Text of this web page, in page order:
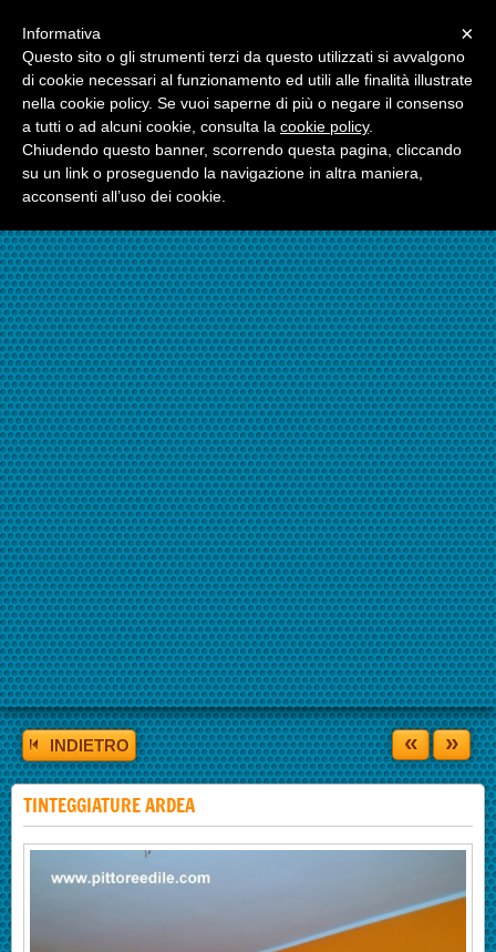
☎324.7403485
INDIETRO « »
TINTEGGIATURE ARDEA
×
Informativa
Questo sito o gli strumenti terzi da questo utilizzati si avvalgono
di cookie necessari al funzionamento ed utili alle finalità illustrate
nella cookie policy. Se vuoi saperne di più o negare il consenso
a tutti o ad alcuni cookie, consulta la cookie policy.
Chiudendo questo banner, scorrendo questa pagina, cliccando
su un link o proseguendo la navigazione in altra maniera,
acconsenti all’uso dei cookie.